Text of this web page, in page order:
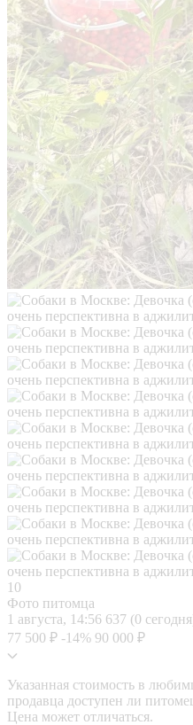
Фото питомца
1 августа, 14:56 637 (0
77 500 ₽ -14% 90 000 ₽
Указанная стоимость в
продавца доступен ли
Цена может отличаться.